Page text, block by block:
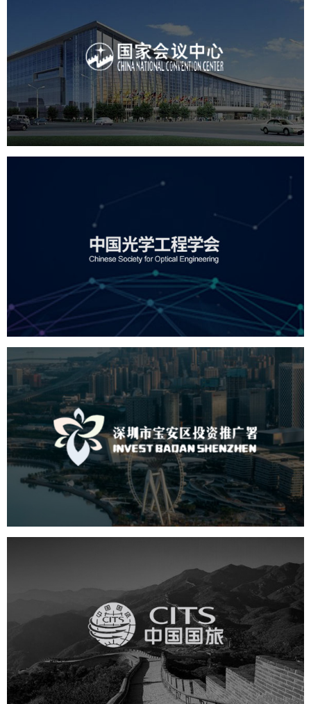
国家会议中心
专业服务 网站建设 网站设计
中国光学工程学会
机构组织 国企 品牌官网 网站建设 网站设计
深圳市宝安区投资推广署
机构组织 国企 品牌官网 网站建设 网站设计
中国国旅
旅游休闲 电商网站 网站建设